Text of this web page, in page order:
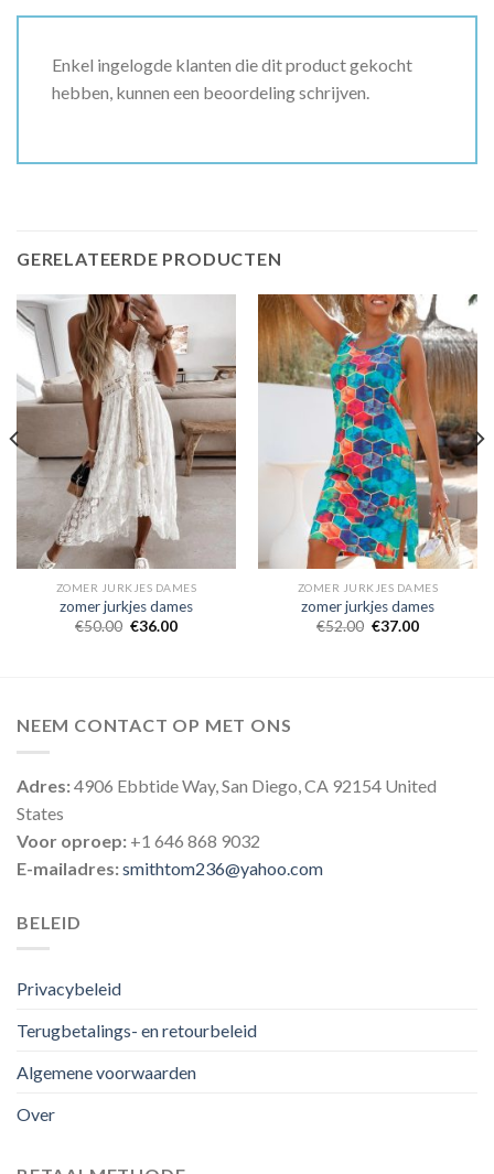
Enkel ingelogde klanten die dit product gekocht
hebben, kunnen een beoordeling schrijven.
GERELATEERDE PRODUCTEN
ZOMER JURKJES DAMES
zomer jurkjes dames
€50.00 €36.00
ZOMER JURKJES DAMES
zomer jurkjes dames
€52.00 €37.00
NEEM CONTACT OP MET ONS
Adres:4906 Ebbtide Way, San Diego, CA 92154 United
States
Voor oproep: +1 646 868 9032
E-mailadres:smithtom236@yahoo.com
BELEID
Privacybeleid
Terugbetalings- en retourbeleid
Algemene voorwaarden
Over